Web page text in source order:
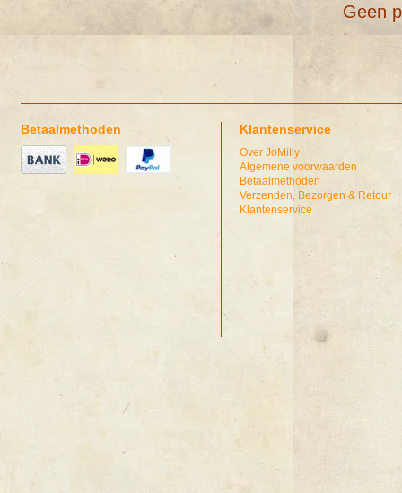
Geen
Betaalmethoden Klantenservice
Over JoMilly
Algemene voorwaarden
Betaalmethoden
Verzenden, Bezorgen & Retour
Klantenservice